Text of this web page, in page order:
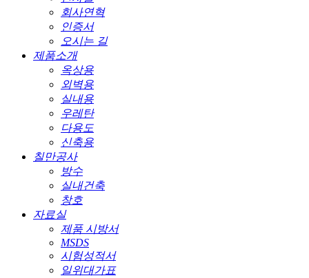
회사연혁
인증서
오시는 길
제품소개
옥상용
외벽용
실내용
우레탄
다용도
신축용
칠만공사
방수
실내건축
창호
자료실
제품 시방서
MSDS
시험성적서
일위대가표